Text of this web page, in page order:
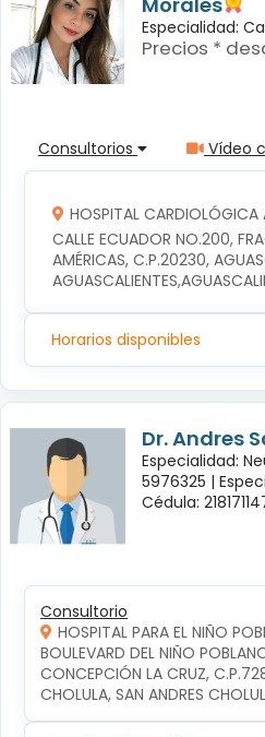
Especialidad:
Precios *
Consultorios Vídeo
HOSPITAL CARDIOLÓGICA
CALLE ECUADOR NO.200,
AMÉRICAS, C.P.20230,
Horarios disponibles
Dr. Andres
Especialidad:
5976325 |
Cédula:
Consultorio
HOSPITAL PARA EL NIÑO
BOULEVARD DEL NIÑO
CONCEPCIÓN LA CRUZ,
CHOLULA, SAN ANDRES